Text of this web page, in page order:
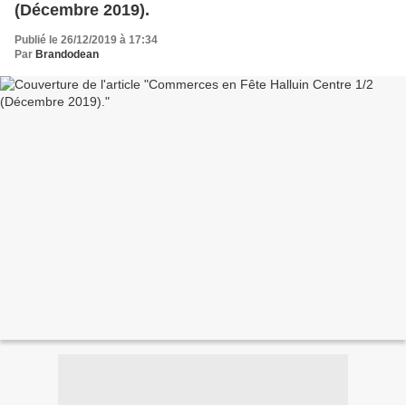
(Décembre 2019).
Publié le 26/12/2019 à 17:34
Par Brandodean